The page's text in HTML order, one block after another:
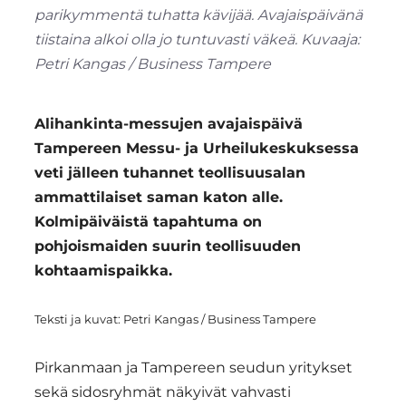
parikymmentä tuhatta kävijää. Avajaispäivänä
tiistaina alkoi olla jo tuntuvasti väkeä. Kuvaaja:
Petri Kangas / Business Tampere
Alihankinta-messujen avajaispäivä
Tampereen Messu- ja Urheilukeskuksessa
veti jälleen tuhannet teollisuusalan
ammattilaiset saman katon alle.
Kolmipäiväistä tapahtuma on
pohjoismaiden suurin teollisuuden
kohtaamispaikka.
Teksti ja kuvat: Petri Kangas / Business Tampere
Pirkanmaan ja Tampereen seudun yritykset
sekä sidosryhmät näkyivät vahvasti